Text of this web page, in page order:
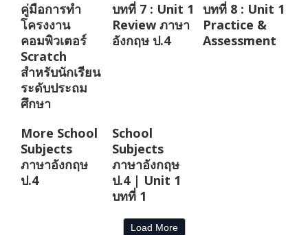
คู่มือการทำ
โครงงาน
คอมพิวเตอร์
Scratch
สำหรับนักเรียน
ระดับประถม
ศึกษา
บทที่ 7 : Unit 1
Review ภาษา
อังกฤษ ป.4
บทที่ 8 : Unit 1
Practice &
Assessment
More School
Subjects
ภาษาอังกฤษ
ป.4
School
Subjects
ภาษาอังกฤษ
ป.4 | Unit 1
บทที่ 1
Load More